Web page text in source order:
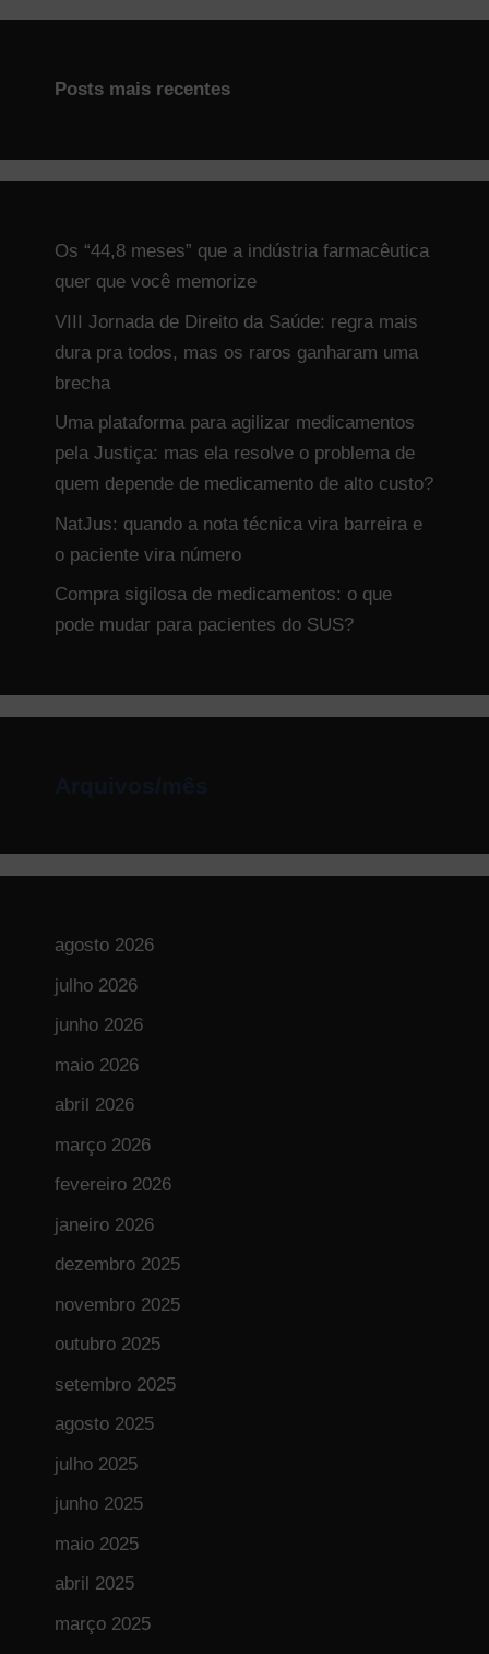
Posts mais recentes
Os “44,8 meses” que a indústria farmacêutica
quer que você memorize
VIII Jornada de Direito da Saúde: regra mais
dura pra todos, mas os raros ganharam uma
brecha
Uma plataforma para agilizar medicamentos
pela Justiça: mas ela resolve o problema de
quem depende de medicamento de alto custo?
NatJus: quando a nota técnica vira barreira e
o paciente vira número
Compra sigilosa de medicamentos: o que
pode mudar para pacientes do SUS?
agosto 2026
julho 2026
junho 2026
maio 2026
abril 2026
março 2026
fevereiro 2026
janeiro 2026
dezembro 2025
novembro 2025
outubro 2025
setembro 2025
agosto 2025
julho 2025
junho 2025
maio 2025
abril 2025
março 2025